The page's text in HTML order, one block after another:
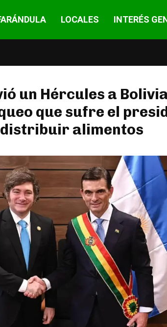
LOCALES INTERÉS
un Hércules a
que sufre el
distribuir alimentos